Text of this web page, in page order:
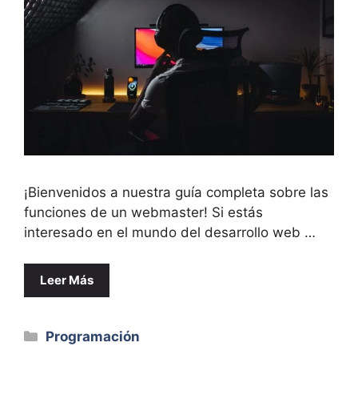
¡Bienvenidos a nuestra guía completa sobre las
funciones de un webmaster! Si estás
interesado en el mundo del desarrollo web …
Leer Más
Categorías
Programación